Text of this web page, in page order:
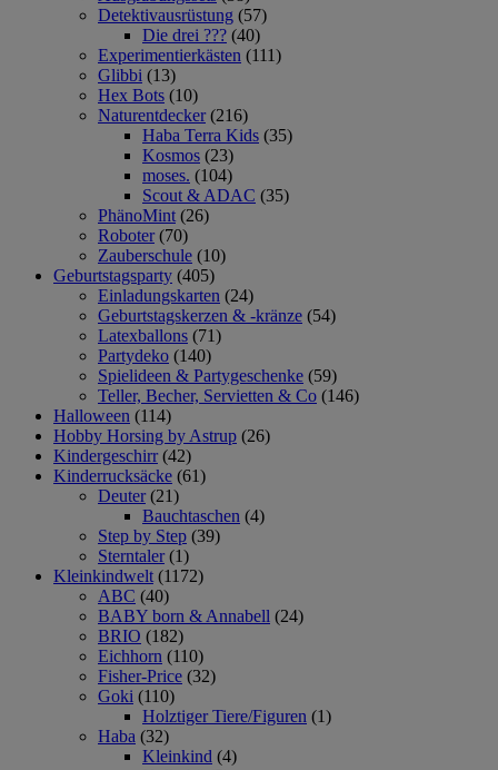
Detektivausrüstung (57)
Die drei ??? (40)
Experimentierkästen (111)
Glibbi (13)
Hex Bots (10)
Naturentdecker (216)
Haba Terra Kids (35)
Kosmos (23)
moses. (104)
Scout & ADAC (35)
PhänoMint (26)
Roboter (70)
Zauberschule (10)
Geburtstagsparty (405)
Einladungskarten (24)
Geburtstagskerzen & -kränze (54)
Latexballons (71)
Partydeko (140)
Spielideen & Partygeschenke (59)
Teller, Becher, Servietten & Co (146)
Halloween (114)
Hobby Horsing by Astrup (26)
Kindergeschirr (42)
Kinderrucksäcke (61)
Deuter (21)
Bauchtaschen (4)
Step by Step (39)
Sterntaler (1)
Kleinkindwelt (1172)
ABC (40)
BABY born & Annabell (24)
BRIO (182)
Eichhorn (110)
Fisher-Price (32)
Goki (110)
Holztiger Tiere/Figuren (1)
Haba (32)
Kleinkind (4)